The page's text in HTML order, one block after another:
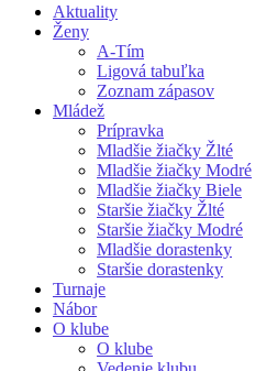
Aktuality
Ženy
A-Tím
Ligová tabuľka
Zoznam zápasov
Mládež
Prípravka
Mladšie žiačky Žlté
Mladšie žiačky Modré
Mladšie žiačky Biele
Staršie žiačky Žlté
Staršie žiačky Modré
Mladšie dorastenky
Staršie dorastenky
Turnaje
Nábor
O klube
O klube